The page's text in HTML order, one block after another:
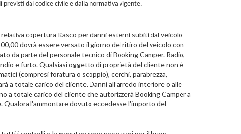
previsti dal codice civile e dalla normativa vigente.
copertura Kasco per danni esterni subiti dal veicolo
dovrà essere versato il giorno del ritiro del veicolo con
da parte del personale tecnico di Booking Camper. Radio,
e furto. Qualsiasi oggetto di proprietà del cliente non è
(compresi foratura o scoppio), cerchi, parabrezza,
a totale carico del cliente. Danni all’arredo interiore o alle
a totale carico del cliente che autorizzerà Booking Camper a
Qualora l'ammontare dovuto eccedesse l'importo del